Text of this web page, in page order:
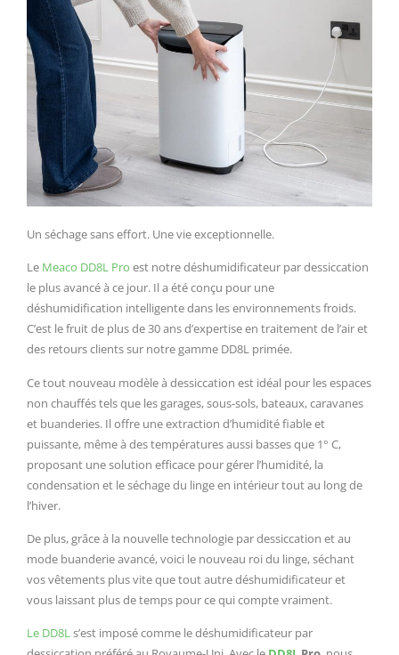
Un séchage sans effort. Une vie exceptionnelle.
Le Meaco DD8L Pro est notre déshumidificateur par dessiccation
le plus avancé à ce jour. Il a été conçu pour une
déshumidification intelligente dans les environnements froids.
C’est le fruit de plus de 30 ans d’expertise en traitement de l’air et
des retours clients sur notre gamme DD8L primée.
Ce tout nouveau modèle à dessiccation est idéal pour les espaces
non chauffés tels que les garages, sous-sols, bateaux, caravanes
et buanderies. Il offre une extraction d’humidité fiable et
puissante, même à des températures aussi basses que 1° C,
proposant une solution efficace pour gérer l’humidité, la
condensation et le séchage du linge en intérieur tout au long de
l’hiver.
De plus, grâce à la nouvelle technologie par dessiccation et au
mode buanderie avancé, voici le nouveau roi du linge, séchant
vos vêtements plus vite que tout autre déshumidificateur et
vous laissant plus de temps pour ce qui compte vraiment.
Le DD8Ls’est imposé comme le déshumidificateur par